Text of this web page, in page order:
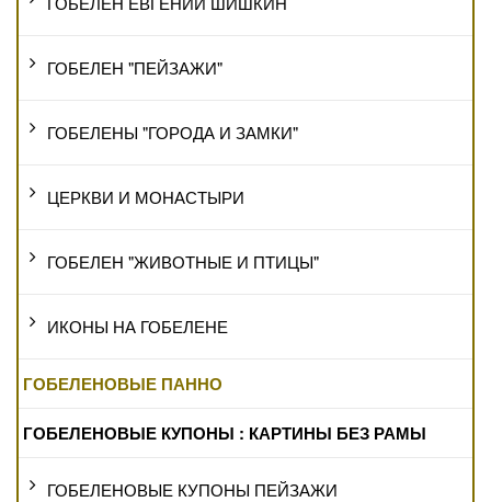
ГОБЕЛЕН "ПЕЙЗАЖИ"
ГОБЕЛЕНЫ "ГОРОДА И ЗАМКИ"
ЦЕРКВИ И МОНАСТЫРИ
ГОБЕЛЕН "ЖИВОТНЫЕ И ПТИЦЫ"
ИКОНЫ НА ГОБЕЛЕНЕ
ГОБЕЛЕНОВЫЕ ПАННО
ГОБЕЛЕНОВЫЕ КУПОНЫ : КАРТИНЫ БЕЗ РАМЫ
ГОБЕЛЕНОВЫЕ КУПОНЫ ПЕЙЗАЖИ